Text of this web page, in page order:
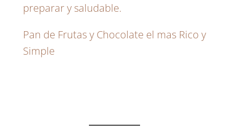
preparar y saludable.
Pan de Frutas y Chocolate el mas Rico y
Simple